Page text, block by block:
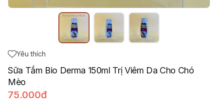
Yêu thích
Sữa Tắm Bio Derma 150ml Trị Viêm Da Cho Chó
Mèo
75.000đ